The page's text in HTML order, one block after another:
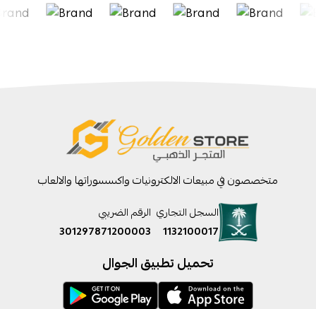
متخصصون في مبيعات الالكترونيات واكسسوراتها والالعاب
السجل التجاري
1132100017
الرقم الضريبي
301297871200003
تحميل تطبيق الجوال